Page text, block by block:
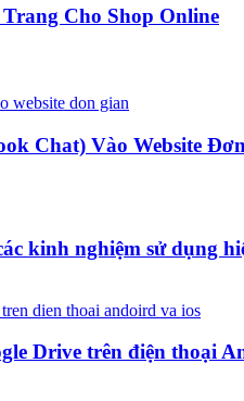
Cho Shop Online
Chat) Vào Website
kinh nghiệm sử dụng
Drive trên điện thoại